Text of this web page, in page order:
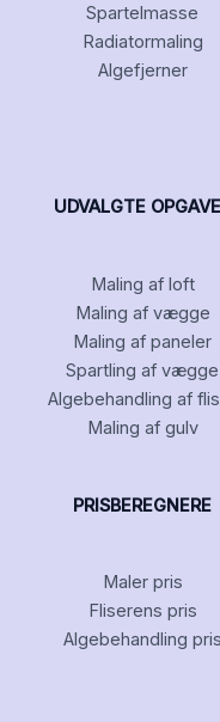
Spartelmasse
Radiatormaling
Algefjerner
UDVALGTE
Maling af loft
Maling af vægge
Maling af paneler
Spartling af vægge
Algebehandling af
Maling af gulv
PRISBEREGNERE
Maler pris
Fliserens pris
Algebehandling pris